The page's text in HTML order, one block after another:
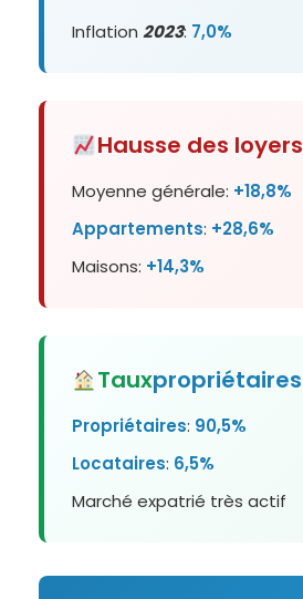
Inflation 2023: 7,0%
Hausse des loyers
Moyenne générale: +18,8%
Appartements: +28,6%
Maisons: +14,3%
Tauxpropriétaires
Propriétaires: 90,5%
Locataires: 6,5%
Marché expatrié très actif